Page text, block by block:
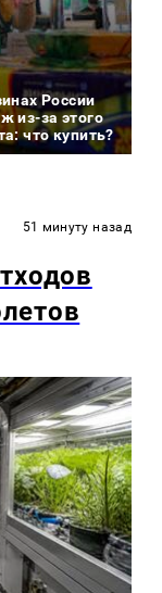
России
из-за этого
что купить?
51 минуту назад